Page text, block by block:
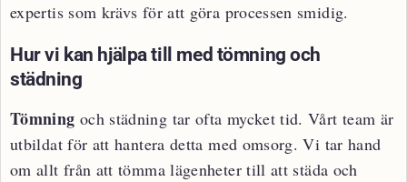
expertis som krävs för att göra processen smidig.
Hur vi kan hjälpa till med tömning och
städning
Tömning och städning tar ofta mycket tid. Vårt team är
utbildat för att hantera detta med omsorg. Vi tar hand
om allt från att tömma lägenheter till att städa och